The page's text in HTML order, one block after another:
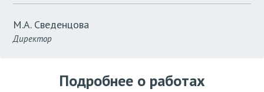
М.А. Сведенцова
Директор
Подробнее о работах